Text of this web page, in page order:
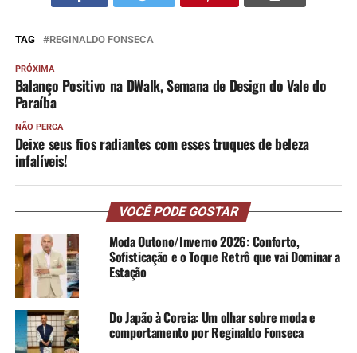
TAG REGINALDO FONSECA
PRÓXIMA
Balanço Positivo na DWalk, Semana de Design do Vale do
Paraíba
NÃO PERCA
Deixe seus fios radiantes com esses truques de beleza
infalíveis!
VOCÊ PODE GOSTAR
Moda Outono/Inverno 2026: Conforto,
Sofisticação e o Toque Retrô que vai Dominar a
Estação
Do Japão à Coreia: Um olhar sobre moda e
comportamento por Reginaldo Fonseca